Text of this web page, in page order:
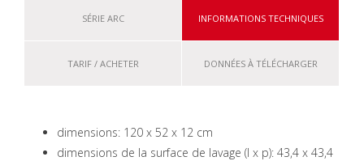
SÉRIE ARC INFORMATIONS TECHNIQUES
TARIF / ACHETER DONNÉES À TÉLÉCHARGER
dimensions: 120 x 52 x 12 cm
dimensions de la surface de lavage (l x p): 43,4 x 43,4